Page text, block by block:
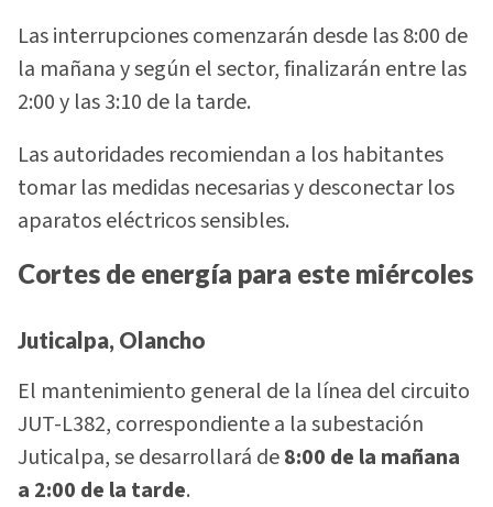
Las interrupciones comenzarán desde las 8:00 de
la mañana y según el sector, finalizarán entre las
2:00 y las 3:10 de la tarde.
Las autoridades recomiendan a los habitantes
tomar las medidas necesarias y desconectar los
aparatos eléctricos sensibles.
Cortes de energía para este miércoles
Juticalpa, Olancho
El mantenimiento general de la línea del circuito
JUT-L382, correspondiente a la subestación
Juticalpa, se desarrollará de8:00 de la mañana
a 2:00 de la tarde.